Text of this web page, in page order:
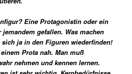
Eine Protagonistin oder ein
gefallen. Was machen
ja in den Figuren wiederfinden!
Prota nah. Man muß
nehmen und kennen lernen.